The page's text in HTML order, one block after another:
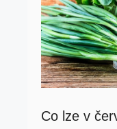
Co lze v